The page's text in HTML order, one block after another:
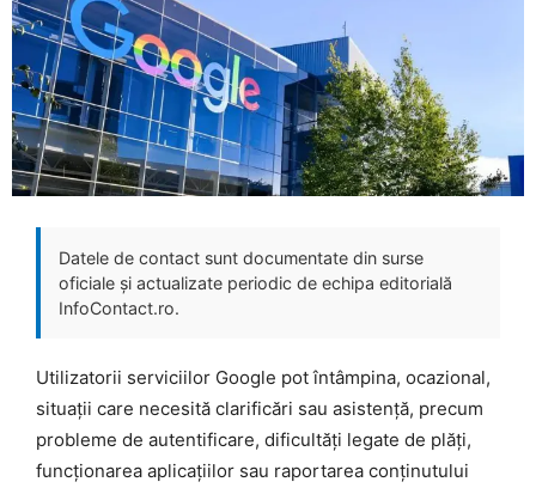
Datele de contact sunt documentate din surse
oficiale și actualizate periodic de echipa editorială
InfoContact.ro.
Utilizatorii serviciilor Google pot întâmpina, ocazional,
situații care necesită clarificări sau asistență, precum
probleme de autentificare, dificultăți legate de plăți,
funcționarea aplicațiilor sau raportarea conținutului